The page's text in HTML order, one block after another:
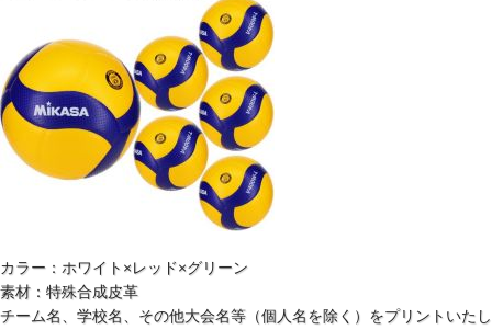
カラー：ホワイト×レッド×グリーン
素材：特殊合成皮革
チーム名、学校名、その他大会名等（個人名を除く）をプリントいたし